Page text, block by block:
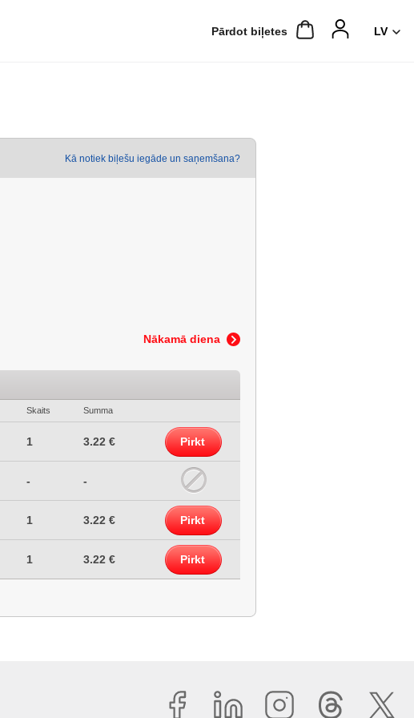
Pārdot biļetes
Kā notiek biļešu iegāde un saņemšana?
Nākamā diena
Skaits Summa
1 3.22 € Pirkt
- -
1 3.22 € Pirkt
1 3.22 € Pirkt